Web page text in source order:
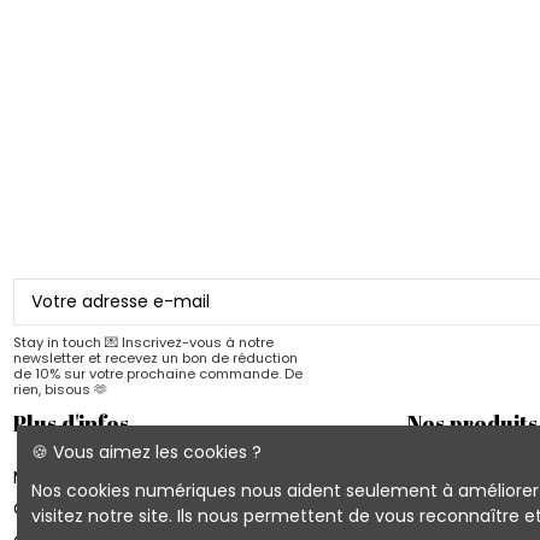
Stay in touch 💌 Inscrivez-vous à notre
newsletter et recevez un bon de réduction
de 10% sur votre prochaine commande. De
rien, bisous 🫶
Plus d'infos
Mon compte
Conditions d'utilisation
Nos produits
Cahiers
🍪 Vous aimez les cookies ?
Nos cookies numériques nous aident seulement à
visitez notre site. Ils nous permettent de vous reconnaître